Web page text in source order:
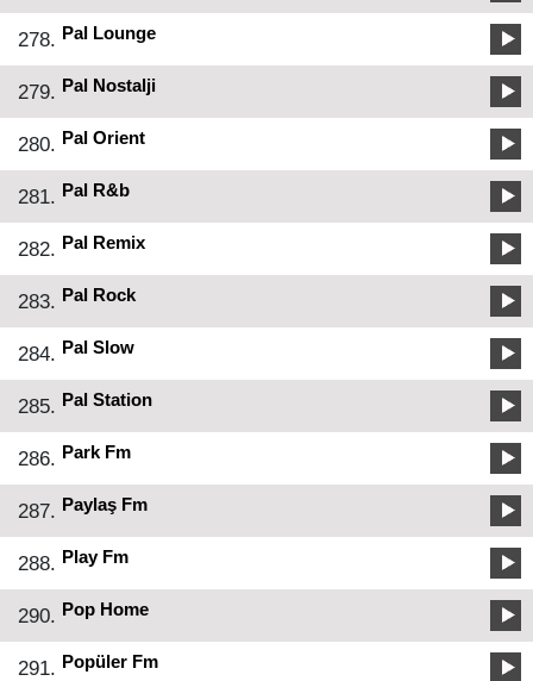
278. Pal Lounge
279. Pal Nostalji
280. Pal Orient
281. Pal R&b
282. Pal Remix
283. Pal Rock
284. Pal Slow
285. Pal Station
286. Park Fm
287. Paylaş Fm
288. Play Fm
290. Pop Home
291. Popüler Fm